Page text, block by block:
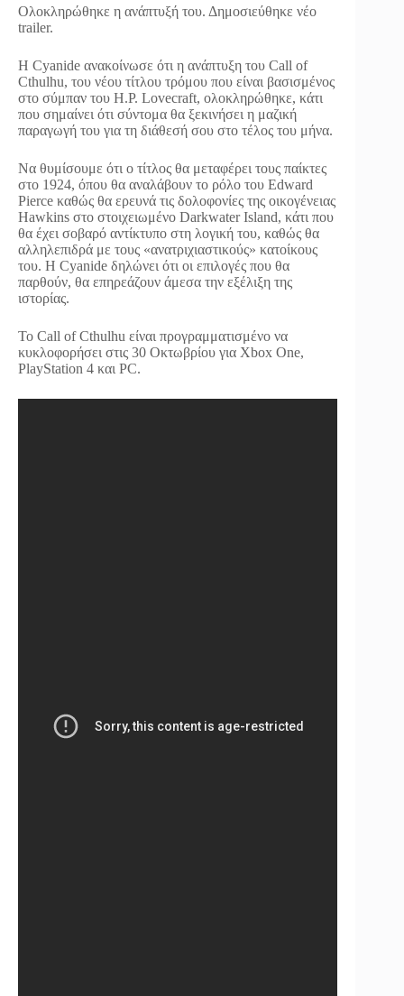
Ολοκληρώθηκε η ανάπτυξή του. Δημοσιεύθηκε νέο
trailer.
H Cyanide ανακοίνωσε ότι η ανάπτυξη του Call of
Cthulhu, του νέου τίτλου τρόμου που είναι βασισμένος
στο σύμπαν του H.P. Lovecraft, ολοκληρώθηκε, κάτι
που σημαίνει ότι σύντομα θα ξεκινήσει η μαζική
παραγωγή του για τη διάθεσή σου στο τέλος του μήνα.
Να θυμίσουμε ότι ο τίτλος θα μεταφέρει τους παίκτες
στο 1924, όπου θα αναλάβουν το ρόλο του Edward
Pierce καθώς θα ερευνά τις δολοφονίες της οικογένειας
Hawkins στο στοιχειωμένο Darkwater Island, κάτι που
θα έχει σοβαρό αντίκτυπο στη λογική του, καθώς θα
αλληλεπιδρά με τους «ανατριχιαστικούς» κατοίκους
του. Η Cyanide δηλώνει ότι οι επιλογές που θα
παρθούν, θα επηρεάζουν άμεσα την εξέλιξη της
ιστορίας.
Το Call of Cthulhu είναι προγραμματισμένο να
κυκλοφορήσει στις 30 Οκτωβρίου για Xbox One,
PlayStation 4 και PC.